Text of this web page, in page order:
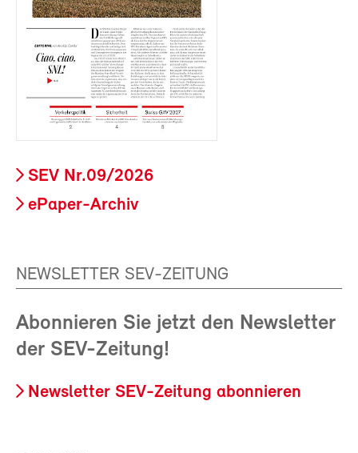
SEV Nr.09/2026
ePaper-Archiv
NEWSLETTER SEV-ZEITUNG
Abonnieren Sie jetzt den Newsletter
der SEV-Zeitung!
Newsletter SEV-Zeitung abonnieren